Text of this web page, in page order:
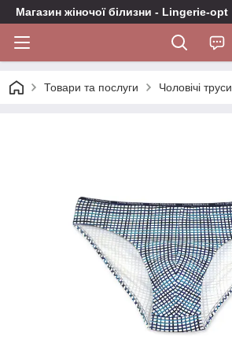
Магазин жіночої білизни - Lingerie-opt
Товари та послуги Чоловічі труси